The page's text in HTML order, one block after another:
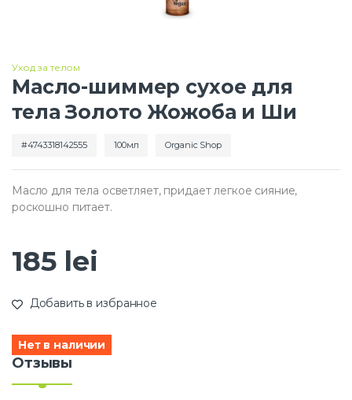
Уход за телом
Масло-шиммер сухое для
тела Золото Жожоба и Ши
4743318142555 100мл Organic Shop
Нет в наличии
Масло для тела осветляет, придает легкое сияние,
роскошно питает.
185 lei
Добавить в избранное
Отзывы